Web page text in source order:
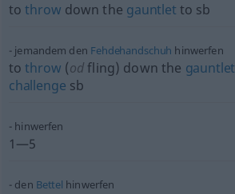
tothrow down the gauntlet to sb
jemandem den Fehdehandschuh hinwerfen
tothrow (odfling) down the gauntlet
challenge sb
hinwerfen
1—5
den Bettel hinwerfen